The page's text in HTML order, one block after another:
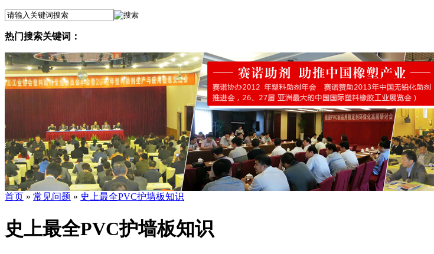
热门搜索关键词：
首页 » 常见问题 » 史上最全PVC护墙板知识
史上最全PVC护墙板知识